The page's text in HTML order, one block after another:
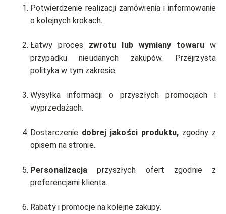
Potwierdzenie realizacji zamówienia i informowanie
o kolejnych krokach.
Łatwy proces zwrotu lub wymiany towaruw
przypadku nieudanych zakupów. Przejrzysta
polityka w tym zakresie.
Wysyłka informacji o przyszłych promocjach i
wyprzedażach.
Dostarczenie dobrej jakości produktu,zgodny z
opisem na stronie.
Personalizacja przyszłych ofert zgodnie z
preferencjami klienta.
Rabaty i promocje na kolejne zakupy.